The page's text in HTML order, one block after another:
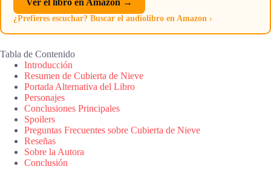
¿Prefieres escuchar? Buscar el audiolibro en Amazon ›
Tabla de Contenido
Introducción
Resumen de Cubierta de Nieve
Portada Alternativa del Libro
Personajes
Conclusiones Principales
Spoilers
Preguntas Frecuentes sobre Cubierta de Nieve
Reseñas
Sobre la Autora
Conclusión